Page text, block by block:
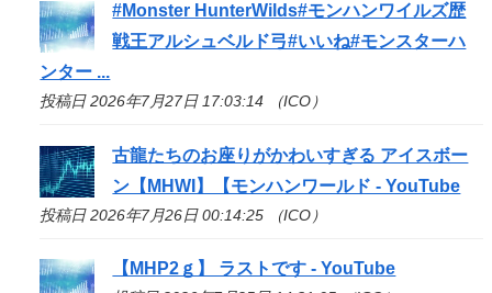
#Monster HunterWilds#モンハンワイルズ歴
戦王アルシュベルド弓#いいね#モンスターハ
ンター ...
投稿日 2026年7月27日 17:03:14 （ICO）
古龍たちのお座りがかわいすぎる アイスボー
ン【MHWI】【モンハンワールド - YouTube
投稿日 2026年7月26日 00:14:25 （ICO）
【MHP2ｇ】 ラストです - YouTube